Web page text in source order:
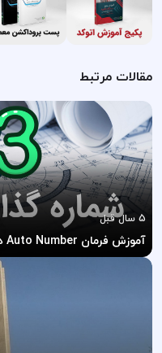
مقالات مرتبط
5 سال قبل
آموزش فرمان Auto Number در نرم افزار اتوکد